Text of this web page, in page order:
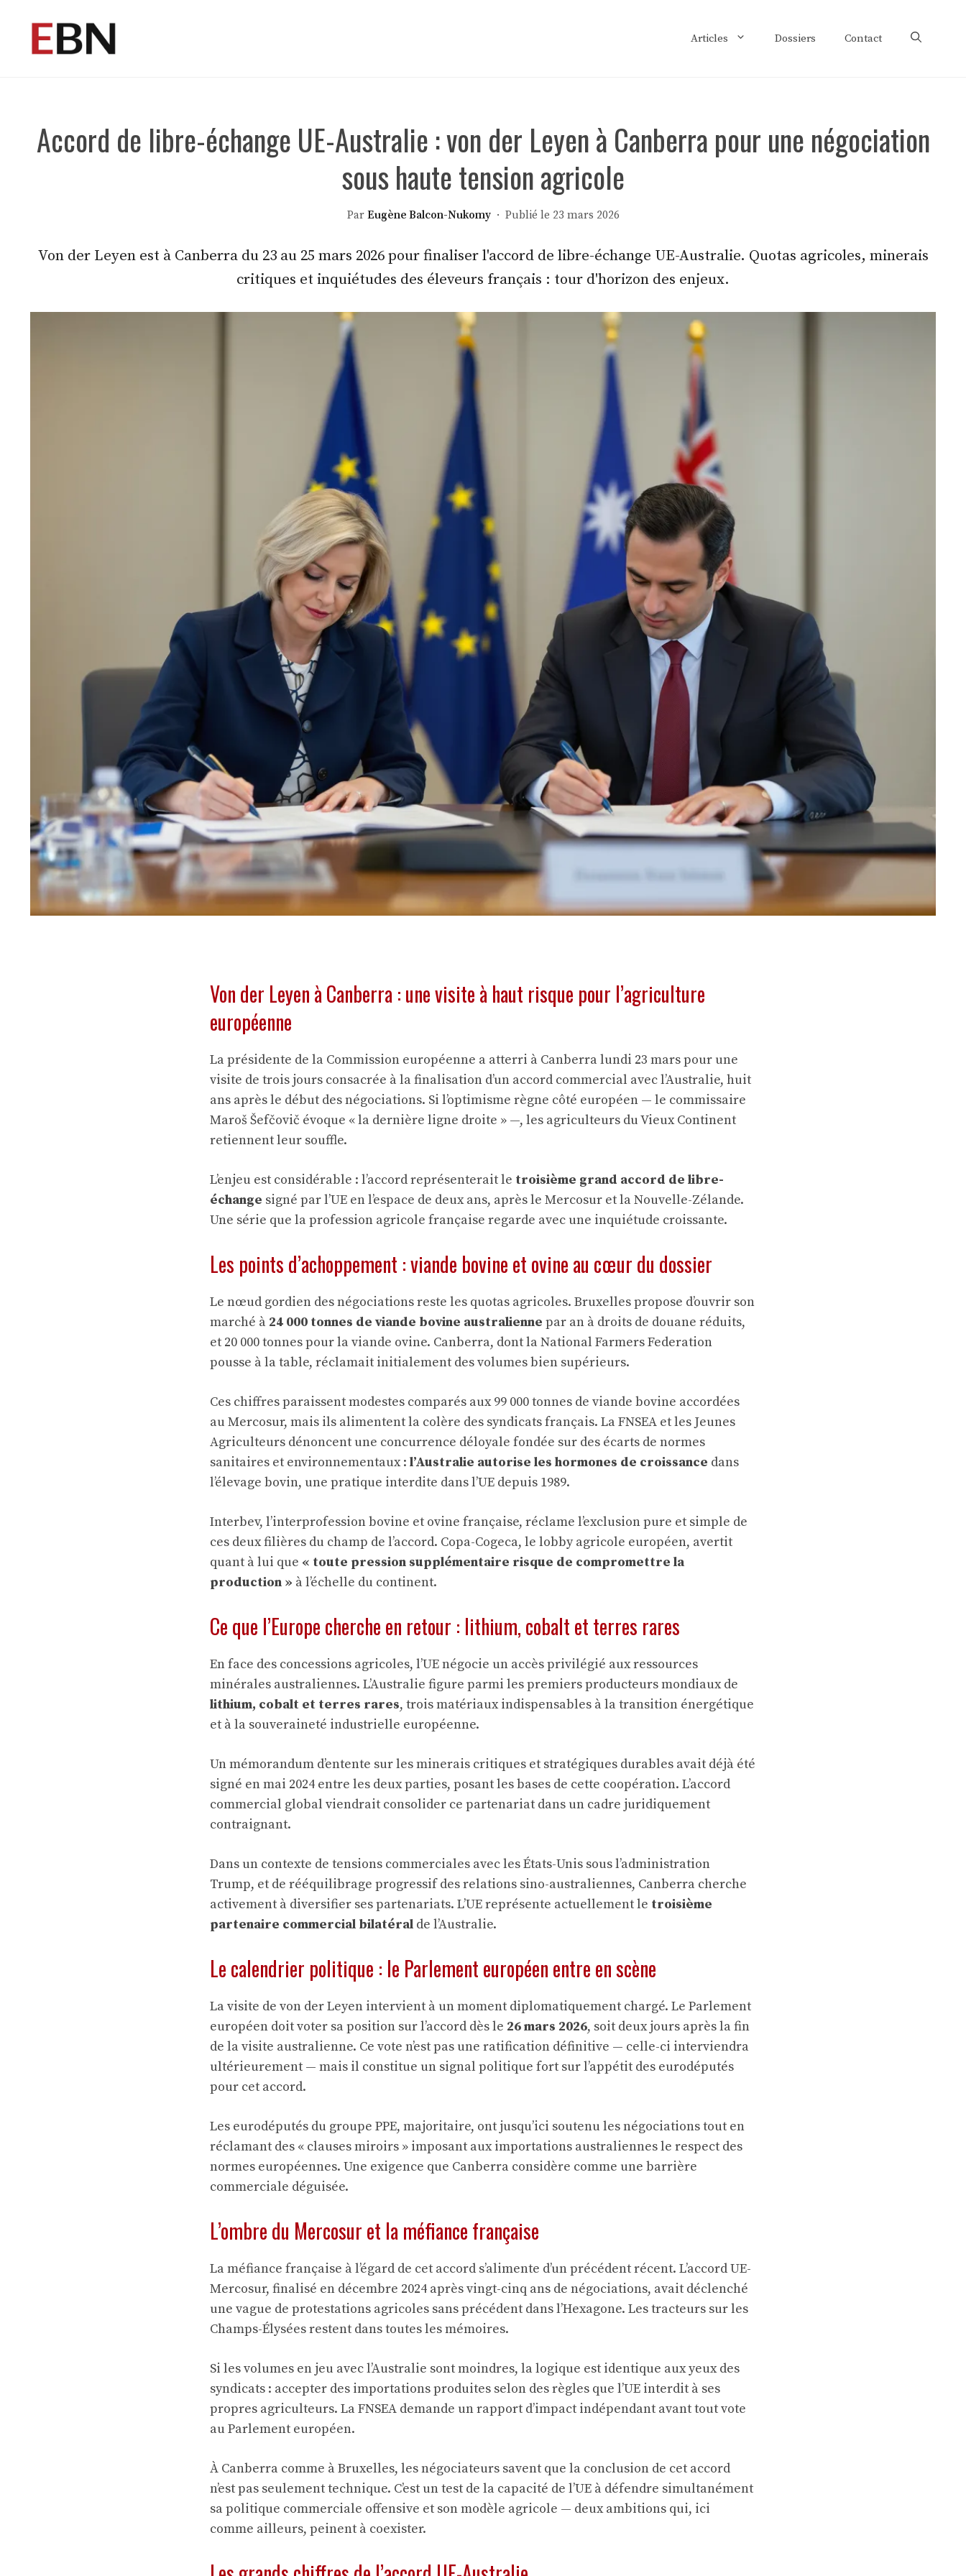
contenu
Articles Dossiers Contact
Accord de libre-échange UE-Australie : von der Leyen à Canberra pour une négociation
sous haute tension agricole
Par Eugène Balcon-Nukomy· Publié le 23 mars 2026
Von der Leyen est à Canberra du 23 au 25 mars 2026 pour finaliser l'accord de libre-échange UE-Australie. Quotas agricoles, minerais
critiques et inquiétudes des éleveurs français : tour d'horizon des enjeux.
Von der Leyen à Canberra : une visite à haut risque pour l’agriculture
européenne
La présidente de la Commission européenne a atterri à Canberra lundi 23 mars pour une
visite de trois jours consacrée à la finalisation d’un accord commercial avec l’Australie, huit
ans après le début des négociations. Si l’optimisme règne côté européen — le commissaire
Maroš Šefčovič évoque « la dernière ligne droite » —, les agriculteurs du Vieux Continent
retiennent leur souffle.
L’enjeu est considérable : l’accord représenterait le troisième grand accord de libre-
échange signé par l’UE en l’espace de deux ans, après le Mercosur et la Nouvelle-Zélande.
Une série que la profession agricole française regarde avec une inquiétude croissante.
Les points d’achoppement : viande bovine et ovine au cœur du dossier
Le nœud gordien des négociations reste les quotas agricoles. Bruxelles propose d’ouvrir son
marché à 24 000 tonnes de viande bovine australienne par an à droits de douane réduits,
et 20 000 tonnes pour la viande ovine. Canberra, dont la National Farmers Federation
pousse à la table, réclamait initialement des volumes bien supérieurs.
Ces chiffres paraissent modestes comparés aux 99 000 tonnes de viande bovine accordées
au Mercosur, mais ils alimentent la colère des syndicats français. La FNSEA et les Jeunes
Agriculteurs dénoncent une concurrence déloyale fondée sur des écarts de normes
sanitaires et environnementaux : l’Australie autorise les hormones de croissance dans
l’élevage bovin, une pratique interdite dans l’UE depuis 1989.
Interbev, l’interprofession bovine et ovine française, réclame l’exclusion pure et simple de
ces deux filières du champ de l’accord. Copa-Cogeca, le lobby agricole européen, avertit
quant à lui que « toute pression supplémentaire risque de compromettre la
production » à l’échelle du continent.
Ce que l’Europe cherche en retour : lithium, cobalt et terres rares
En face des concessions agricoles, l’UE négocie un accès privilégié aux ressources
minérales australiennes. L’Australie figure parmi les premiers producteurs mondiaux de
lithium, cobalt et terres rares, trois matériaux indispensables à la transition énergétique
et à la souveraineté industrielle européenne.
Un mémorandum d’entente sur les minerais critiques et stratégiques durables avait déjà été
signé en mai 2024 entre les deux parties, posant les bases de cette coopération. L’accord
commercial global viendrait consolider ce partenariat dans un cadre juridiquement
contraignant.
Dans un contexte de tensions commerciales avec les États-Unis sous l’administration
Trump, et de rééquilibrage progressif des relations sino-australiennes, Canberra cherche
activement à diversifier ses partenariats. L’UE représente actuellement le troisième
partenaire commercial bilatéral de l’Australie.
Le calendrier politique : le Parlement européen entre en scène
La visite de von der Leyen intervient à un moment diplomatiquement chargé. Le Parlement
européen doit voter sa position sur l’accord dès le 26 mars 2026, soit deux jours après la fin
de la visite australienne. Ce vote n’est pas une ratification définitive — celle-ci interviendra
ultérieurement — mais il constitue un signal politique fort sur l’appétit des eurodéputés
pour cet accord.
Les eurodéputés du groupe PPE, majoritaire, ont jusqu’ici soutenu les négociations tout en
réclamant des « clauses miroirs » imposant aux importations australiennes le respect des
normes européennes. Une exigence que Canberra considère comme une barrière
commerciale déguisée.
L’ombre du Mercosur et la méfiance française
La méfiance française à l’égard de cet accord s’alimente d’un précédent récent. L’accord UE-
Mercosur, finalisé en décembre 2024 après vingt-cinq ans de négociations, avait déclenché
une vague de protestations agricoles sans précédent dans l’Hexagone. Les tracteurs sur les
Champs-Élysées restent dans toutes les mémoires.
Si les volumes en jeu avec l’Australie sont moindres, la logique est identique aux yeux des
syndicats : accepter des importations produites selon des règles que l’UE interdit à ses
propres agriculteurs. La FNSEA demande un rapport d’impact indépendant avant tout vote
au Parlement européen.
À Canberra comme à Bruxelles, les négociateurs savent que la conclusion de cet accord
n’est pas seulement technique. C’est un test de la capacité de l’UE à défendre simultanément
sa politique commerciale offensive et son modèle agricole — deux ambitions qui, ici
comme ailleurs, peinent à coexister.